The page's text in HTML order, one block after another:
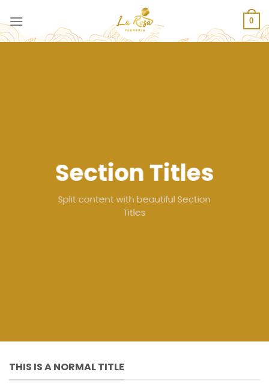
al
contenido
0
Section Titles
Split content with beautiful Section
Titles
THIS IS A NORMAL TITLE